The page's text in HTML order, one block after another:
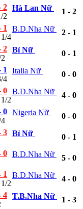
2
2
Hà Lan Nữ 1 - 2
1
4
B.D.Nha Nữ 2 - 1
2 Bỉ Nữ 0 - 1
1
4
Italia Nữ 0 - 0
0
2
B.D.Nha Nữ 4 - 0
0 Nigeria Nữ 0 - 0
3 Bỉ Nữ 0 - 1
0 B.D.Nha Nữ 5 - 0
1
2
B.D.Nha Nữ 4 - 0
4 T.B.Nha Nữ 1 - 3